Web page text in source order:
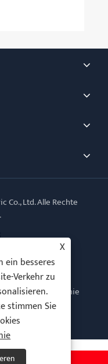
Co., Ltd. Alle Rechte
Datenschutzrichtlinie
X
ein besseres
Verkehr zu
stimmen Sie